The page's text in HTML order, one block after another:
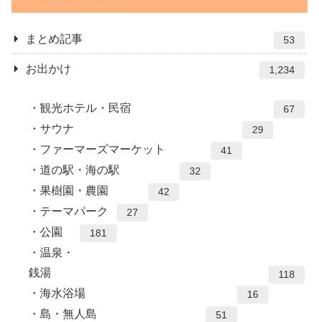
まとめ記事 53
お出かけ 1,234
観光ホテル・民宿 67
サウナ 29
ファーマーズマーケット 41
道の駅・海の駅 32
果樹園・農園 42
テーマパーク 27
公園 181
温泉・
銭湯
118
海水浴場 16
島・無人島 51